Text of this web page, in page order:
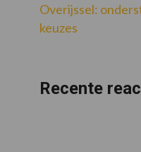
Overijssel:
keuzes
Recente